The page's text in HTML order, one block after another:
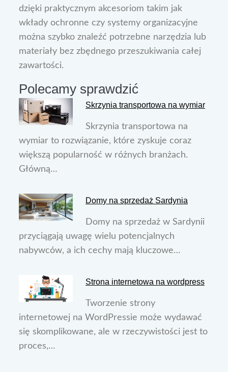
dzięki praktycznym akcesoriom takim jak
wkłady ochronne czy systemy organizacyjne
można szybko znaleźć potrzebne narzędzia lub
materiały bez zbędnego przeszukiwania całej
zawartości.
Polecamy sprawdzić
Skrzynia transportowa na wymiar
Skrzynia transportowa na
wymiar to rozwiązanie, które zyskuje coraz
większą popularność w różnych branżach.
Główną…
Domy na sprzedaż Sardynia
Domy na sprzedaż w Sardynii
przyciągają uwagę wielu potencjalnych
nabywców, a ich cechy mają kluczowe…
Strona internetowa na wordpress
Tworzenie strony
internetowej na WordPressie może wydawać
się skomplikowane, ale w rzeczywistości jest to
proces,…